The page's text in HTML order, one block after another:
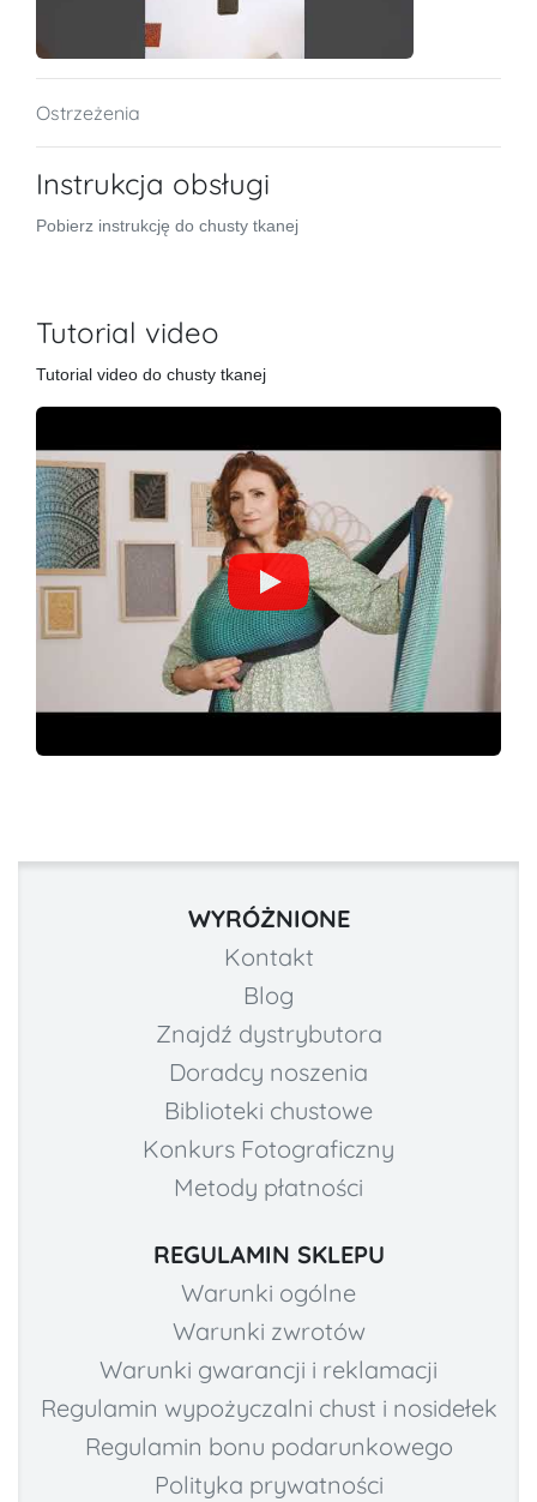
Ostrzeżenia
Instrukcja obsługi
Pobierz instrukcję do chusty tkanej
Tutorial video
Tutorial video do chusty tkanej
WYRÓŻNIONE
Kontakt
Blog
Znajdź dystrybutora
Doradcy noszenia
Biblioteki chustowe
Konkurs Fotograficzny
Metody płatności
REGULAMIN SKLEPU
Warunki ogólne
Warunki zwrotów
Warunki gwarancji i reklamacji
Regulamin wypożyczalni chust i nosidełek
Regulamin bonu podarunkowego
Polityka prywatności